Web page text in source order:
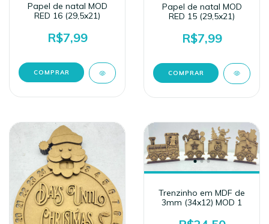
Papel de natal MOD
RED 16 (29,5x21)
R$7,99
Papel de natal MOD
RED 15 (29,5x21)
R$7,99
Trenzinho em MDF de
3mm (34x12) MOD 1